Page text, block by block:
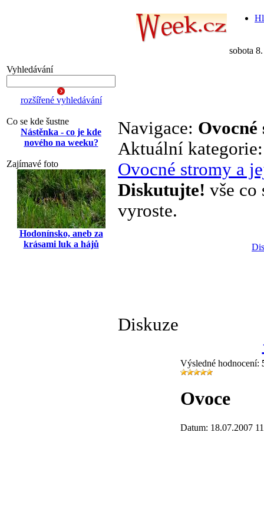
sobota
Vyhledávání
rozšířené vyhledávání
Co se kde šustne
Nástěnka - co je kde
nového na weeku?
Zajímavé foto
Hodonínsko, aneb za
krásami luk a hájů
Navigace:
Aktuální
Ovocné stromy a
Diskutujte! vše co
vyroste.
Diskuze
Výsledné hodnocení:
Ovoce
Datum: 18.07.2007